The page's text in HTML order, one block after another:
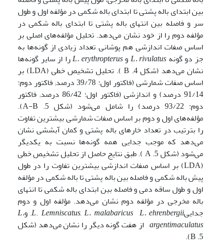
بین ابتدای باله پشتی تا ابتدای باله شکمی در مؤلفه اول و طول
سر و فاصله بین انتهای باله پشتی تا ابتدای باله شکمی در
مؤلفه دوم را از خود نشان می‌دهد. تحلیل مؤلفه‌های اصلی بر
اساس صفات اندازشی هم پوشانی تعداد زیادی از گونه‌ها به
جز دو گونه L. rivulatusو L.erythropterus
را از سایر گونه‌ها
نشان می‌دهد (شکل 4. B ). تحلیل تشخیص خطی (LDA) بر
اساس صفات شمارشی (فاکتور اول: 39/78 درصد; فاکتور دوم:
91/14 درصد) و اندازشی (فاکتور اول: 86/42 درصد; فاکتور
دوم: 93/22 درصد) را شامل می‌شود (شکل 5. A-B).
مؤلفه‌های اول و دوم بر اساس صفات شمارشی بیشترین تفاوت
را بترتیب در تعداد خارهای باله پشتی و کمان آبششی نشان
می‌دهد که موجب جدایی همه گونه‌ها نسبت به یکدیگر
می‌شود (شکل 5. A ). طبق نتایج حاصل از تحلیل تشخیص خطی
(LDA) بر­ اساس صفات اندازشی بیشترین تفاوت را در طول
پیش باله شکمی و فاصله بین باله پشتی تا باله شکمی در مؤلفه
اول و طول ساقه دمی و فاصله بین ابتدای باله شکمی تا انتهای
باله مخرجی در مؤلفه دوم نشان می‌دهد. مؤلفه اول و دوم
جدایی
L. Lemniscatus, L. malabaricus L. ehrenbergii, وL.
argentimaculatus از هفت گونه دیگر را نشان می‌دهد (شکل
5. B).